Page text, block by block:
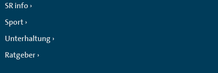
SR info
Sport
Unterhaltung
Ratgeber